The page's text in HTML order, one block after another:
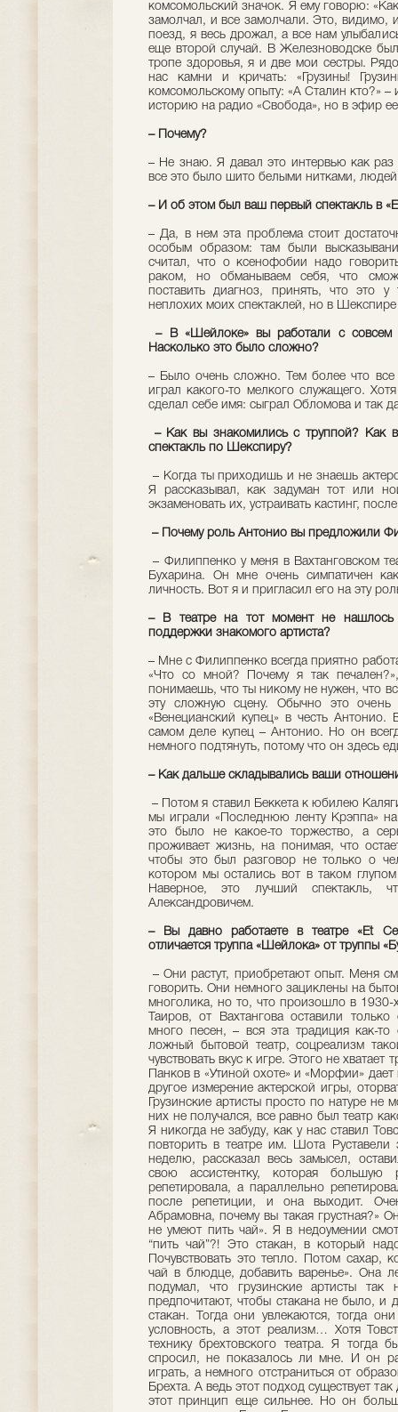
комсомольский значок. Я ему говорю:
замолчал, и все замолчали. Это, видимо,
поезд, я весь дрожал, а все нам
еще второй случай. В Железноводске
тропе здоровья, я и две мои сестры.
нас камни и кричать: «Грузины!
комсомольскому опыту: «А Сталин кто?» –
историю на радио «Свобода», но в эфир
– Почему?
– Не знаю. Я давал это интервью как
все это было шито белыми нитками,
– И об этом был ваш первый спектакль в
– Да, в нем эта проблема стоит
особым образом: там были
считал, что о ксенофобии надо
раком, но обманываем себя, что
поставить диагноз, принять, что это
неплохих моих спектаклей, но в Шекспире
– В «Шейлоке» вы работали с совсем
Насколько это было сложно?
– Было очень сложно. Тем более что
играл какого-то мелкого служащего.
сделал себе имя: сыграл Обломова и так
– Как вы знакомились с труппой? Как
спектакль по Шекспиру?
– Когда ты приходишь и не знаешь
Я рассказывал, как задуман тот или
экзаменовать их, устраивать кастинг,
– Почему роль Антонио вы предложили
– Филиппенко у меня в Вахтанговском
Бухарина. Он мне очень симпатичен
личность. Вот я и пригласил его на эту
– В театре на тот момент не
поддержки знакомого артиста?
– Мне с Филиппенко всегда приятно
«Что со мной? Почему я так
понимаешь, что ты никому не нужен, что
эту сложную сцену. Обычно это очень
«Венецианский купец» в честь
самом деле купец – Антонио. Но он
немного подтянуть, потому что он здесь
– Как дальше складывались ваши
– Потом я ставил Беккета к юбилею
мы играли «Последнюю ленту Крэппа»
это было не какое-то торжество, а
проживает жизнь, на понимая, что
чтобы это был разговор не только о
котором мы остались вот в таком
Наверное, это лучший спектакль,
Александровичем.
– Вы давно работаете в театре «Et
отличается труппа «Шейлока» от труппы
– Они растут, приобретают опыт. Меня
говорить. Они немного зациклены на
многолика, но то, что произошло в
Таиров, от Вахтангова оставили
много песен, – вся эта традиция как-
ложный бытовой театр, соцреализм
чувствовать вкус к игре. Этого не
Панков в «Утиной охоте» и «Морфии»
другое измерение актерской игры,
Грузинские артисты просто по натуре
них не получался, все равно был театр
Я никогда не забуду, как у нас ставил
повторить в театре им. Шота Руставели
неделю, рассказал весь замысел,
свою ассистентку, которая
репетировала, а параллельно
после репетиции, и она выходит.
Абрамовна, почему вы такая грустная?»
не умеют пить чай». Я в недоумении
“пить чай”?! Это стакан, в который
Почувствовать это тепло. Потом сахар,
чай в блюдце, добавить варенье». Она
подумал, что грузинские артисты
предпочитают, чтобы стакана не было, и
стакан. Тогда они увлекаются, тогда
условность, а этот реализм… Хотя
технику брехтовского театра. Я
спросил, не показалось ли мне. И он
играть, а немного отстраниться от
Брехта. А ведь этот подход существует
этот принцип еще сильнее. Но он